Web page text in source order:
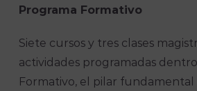
Programa Formativo
Siete cursos y tres clases
actividades programadas
Formativo, el pilar fundamental